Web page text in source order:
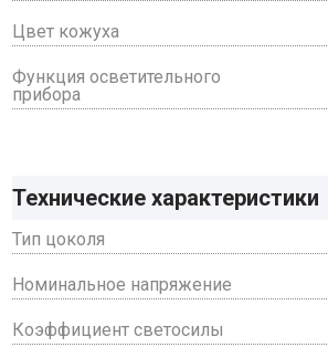
Цвет кожуха
Функция осветительного
прибора
Технические характеристики
Тип цоколя
Номинальное напряжение
Коэффициент светосилы